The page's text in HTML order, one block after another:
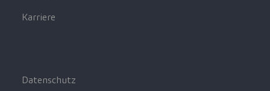
Karriere
Datenschutz